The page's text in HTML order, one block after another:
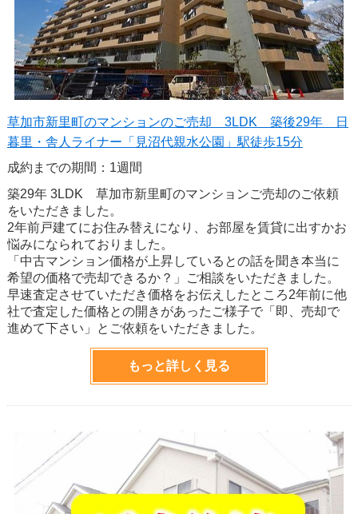
草加市新里町のマンションのご売却 3LDK 築後29年 日
暮里・舎人ライナー「見沼代親水公園」駅徒歩15分
成約までの期間：1週間
築29年 3LDK 草加市新里町のマンションご売却のご依頼
をいただきました。
2年前戸建てにお住み替えになり、お部屋を賃貸に出すかお
悩みになられておりました。
「中古マンション価格が上昇しているとの話を聞き本当に
希望の価格で売却できるか？」ご相談をいただきました。
早速査定させていただき価格をお伝えしたところ2年前に他
社で査定した価格との開きがあったご様子で「即、売却で
進めて下さい」とご依頼をいただきました。
もっと詳しく見る